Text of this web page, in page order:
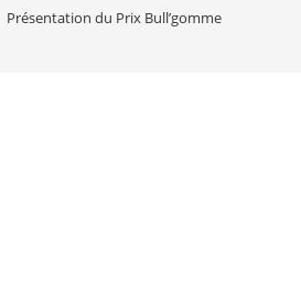
Présentation du Prix Bull’gomme